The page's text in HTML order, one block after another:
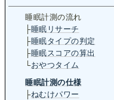
睡眠­計測の流れ
├睡眠リサーチ
├睡眠タイプの判定
├睡眠スコアの算出
└おやつタイム
睡眠計測の仕様
├ねむけパワー